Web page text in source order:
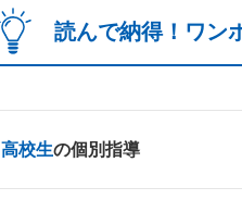
読んで納得！ワン
高校生の個別指導